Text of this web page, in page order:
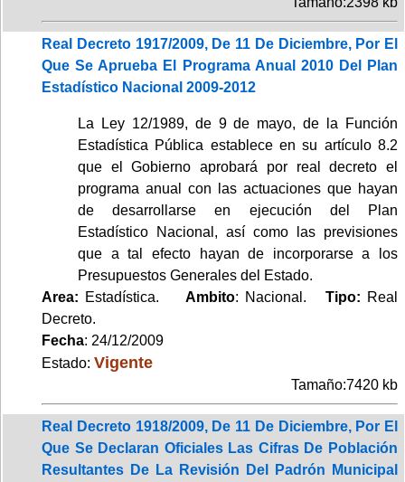
Real Decreto 1917/2009, De 11 De Diciembre, Por El
Que Se Aprueba El Programa Anual 2010 Del Plan
Estadístico Nacional 2009-2012
La Ley 12/1989, de 9 de mayo, de la Función
Estadística Pública establece en su artículo 8.2
que el Gobierno aprobará por real decreto el
programa anual con las actuaciones que hayan
de desarrollarse en ejecución del Plan
Estadístico Nacional, así como las previsiones
que a tal efecto hayan de incorporarse a los
Presupuestos Generales del Estado.
Area: Estadística. Ambito: Nacional. Tipo: Real
Decreto.
Fecha: 24/12/2009
Estado: Vigente
Tamaño:7420 kb
Real Decreto 1918/2009, De 11 De Diciembre, Por El
Que Se Declaran Oficiales Las Cifras De Población
Resultantes De La Revisión Del Padrón Municipal